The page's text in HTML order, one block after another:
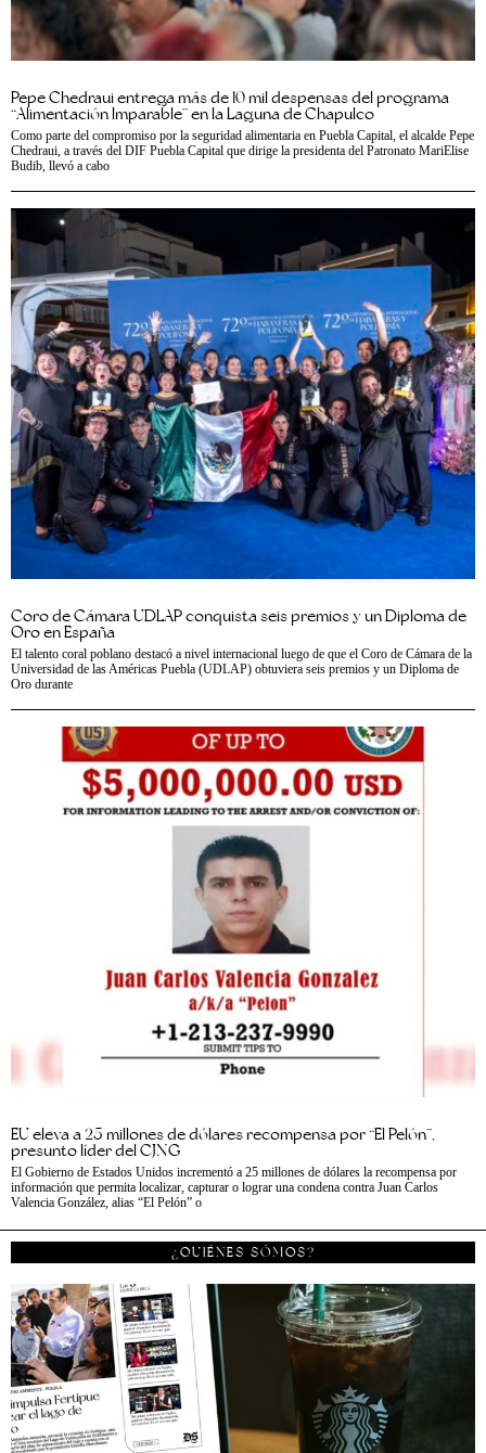
Pepe Chedraui entrega más de 10 mil despensas del programa
“Alimentación Imparable” en la Laguna de Chapulco
Como parte del compromiso por la seguridad alimentaria en Puebla Capital, el alcalde Pepe
Chedraui, a través del DIF Puebla Capital que dirige la presidenta del Patronato MariElise
Budib, llevó a cabo
Coro de Cámara UDLAP conquista seis premios y un Diploma de
Oro en España
El talento coral poblano destacó a nivel internacional luego de que el Coro de Cámara de la
Universidad de las Américas Puebla (UDLAP) obtuviera seis premios y un Diploma de
Oro durante
EU eleva a 25 millones de dólares recompensa por “El Pelón”,
presunto líder del CJNG
El Gobierno de Estados Unidos incrementó a 25 millones de dólares la recompensa por
información que permita localizar, capturar o lograr una condena contra Juan Carlos
Valencia González, alias “El Pelón” o
¿QUIÉNES SÓMOS?